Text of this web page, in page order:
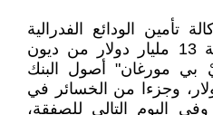
تأمين الودائع الفدرالية
FDIC تضمَّنت تحمُّل الوكالة 13 مليار دولار من ديون
بي مورغان" أصول البنك
100 مليار دولار، وجزءا من الخسائر في
اليوم التالي للصفقة،